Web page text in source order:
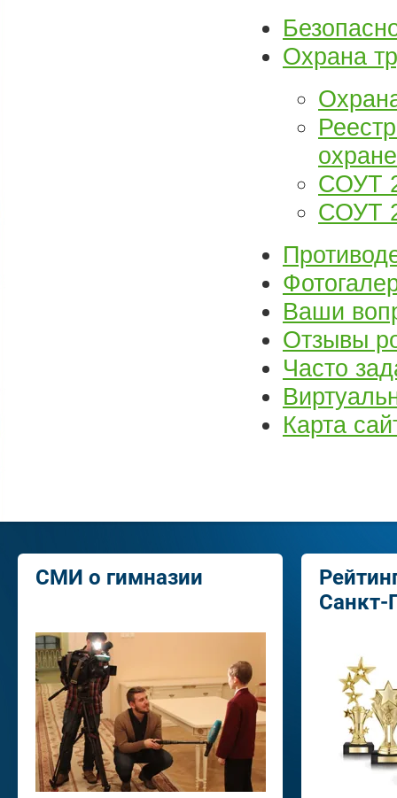
Охрана
СОУТ
СОУТ
Ваши
Отзывы
Часто
Карта
СМИ о гимназии
Санкт-